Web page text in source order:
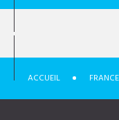
ACCUEIL